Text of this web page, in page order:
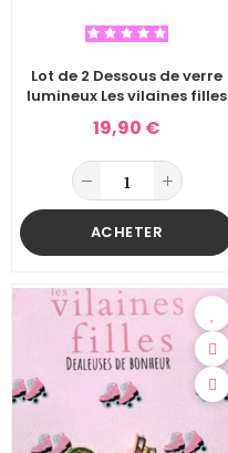
Lot de 2 Dessous de verre
lumineux Les vilaines filles
19,90 €
ACHETER